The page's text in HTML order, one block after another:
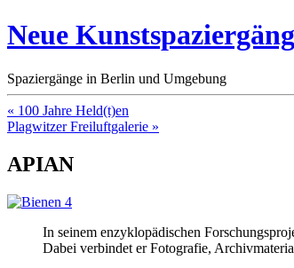
Neue
Spaziergänge in Berlin und Umgebung
« 100 Jahre Held(t)en
Plagwitzer Freiluftgalerie »
APIAN
In seinem enzyklopädischen
Dabei verbindet er Fotografie,